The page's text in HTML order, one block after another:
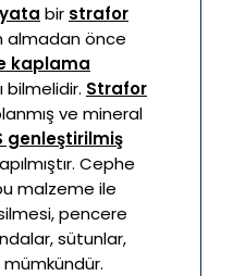
bir strafor
almadan önce
kaplama
bilmelidir. Strafor
ve mineral
genleştirilmiş
Cephe
malzeme ile
pencere
sütunlar,